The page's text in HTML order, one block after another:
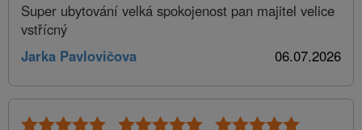
Super ubytování velká spokojenost pan majitel velice
vstřícný
Jarka Pavlovičova
06.07.2026